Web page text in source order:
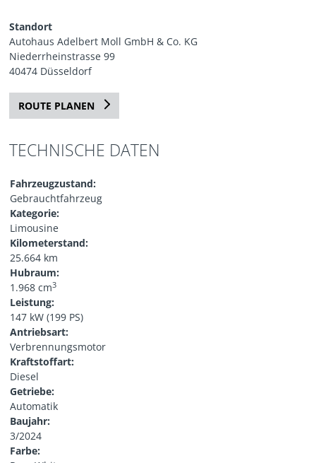
Standort
Autohaus Adelbert Moll GmbH & Co. KG
Niederrheinstrasse 99
40474 Düsseldorf
ROUTE PLANEN
TECHNISCHE DATEN
Fahrzeugzustand:
Gebrauchtfahrzeug
Kategorie:
Limousine
Kilometerstand:
25.664 km
Hubraum:
1.968 cm3
Leistung:
147 kW (199 PS)
Antriebsart:
Verbrennungsmotor
Kraftstoffart:
Diesel
Getriebe:
Automatik
Baujahr:
3/2024
Farbe: